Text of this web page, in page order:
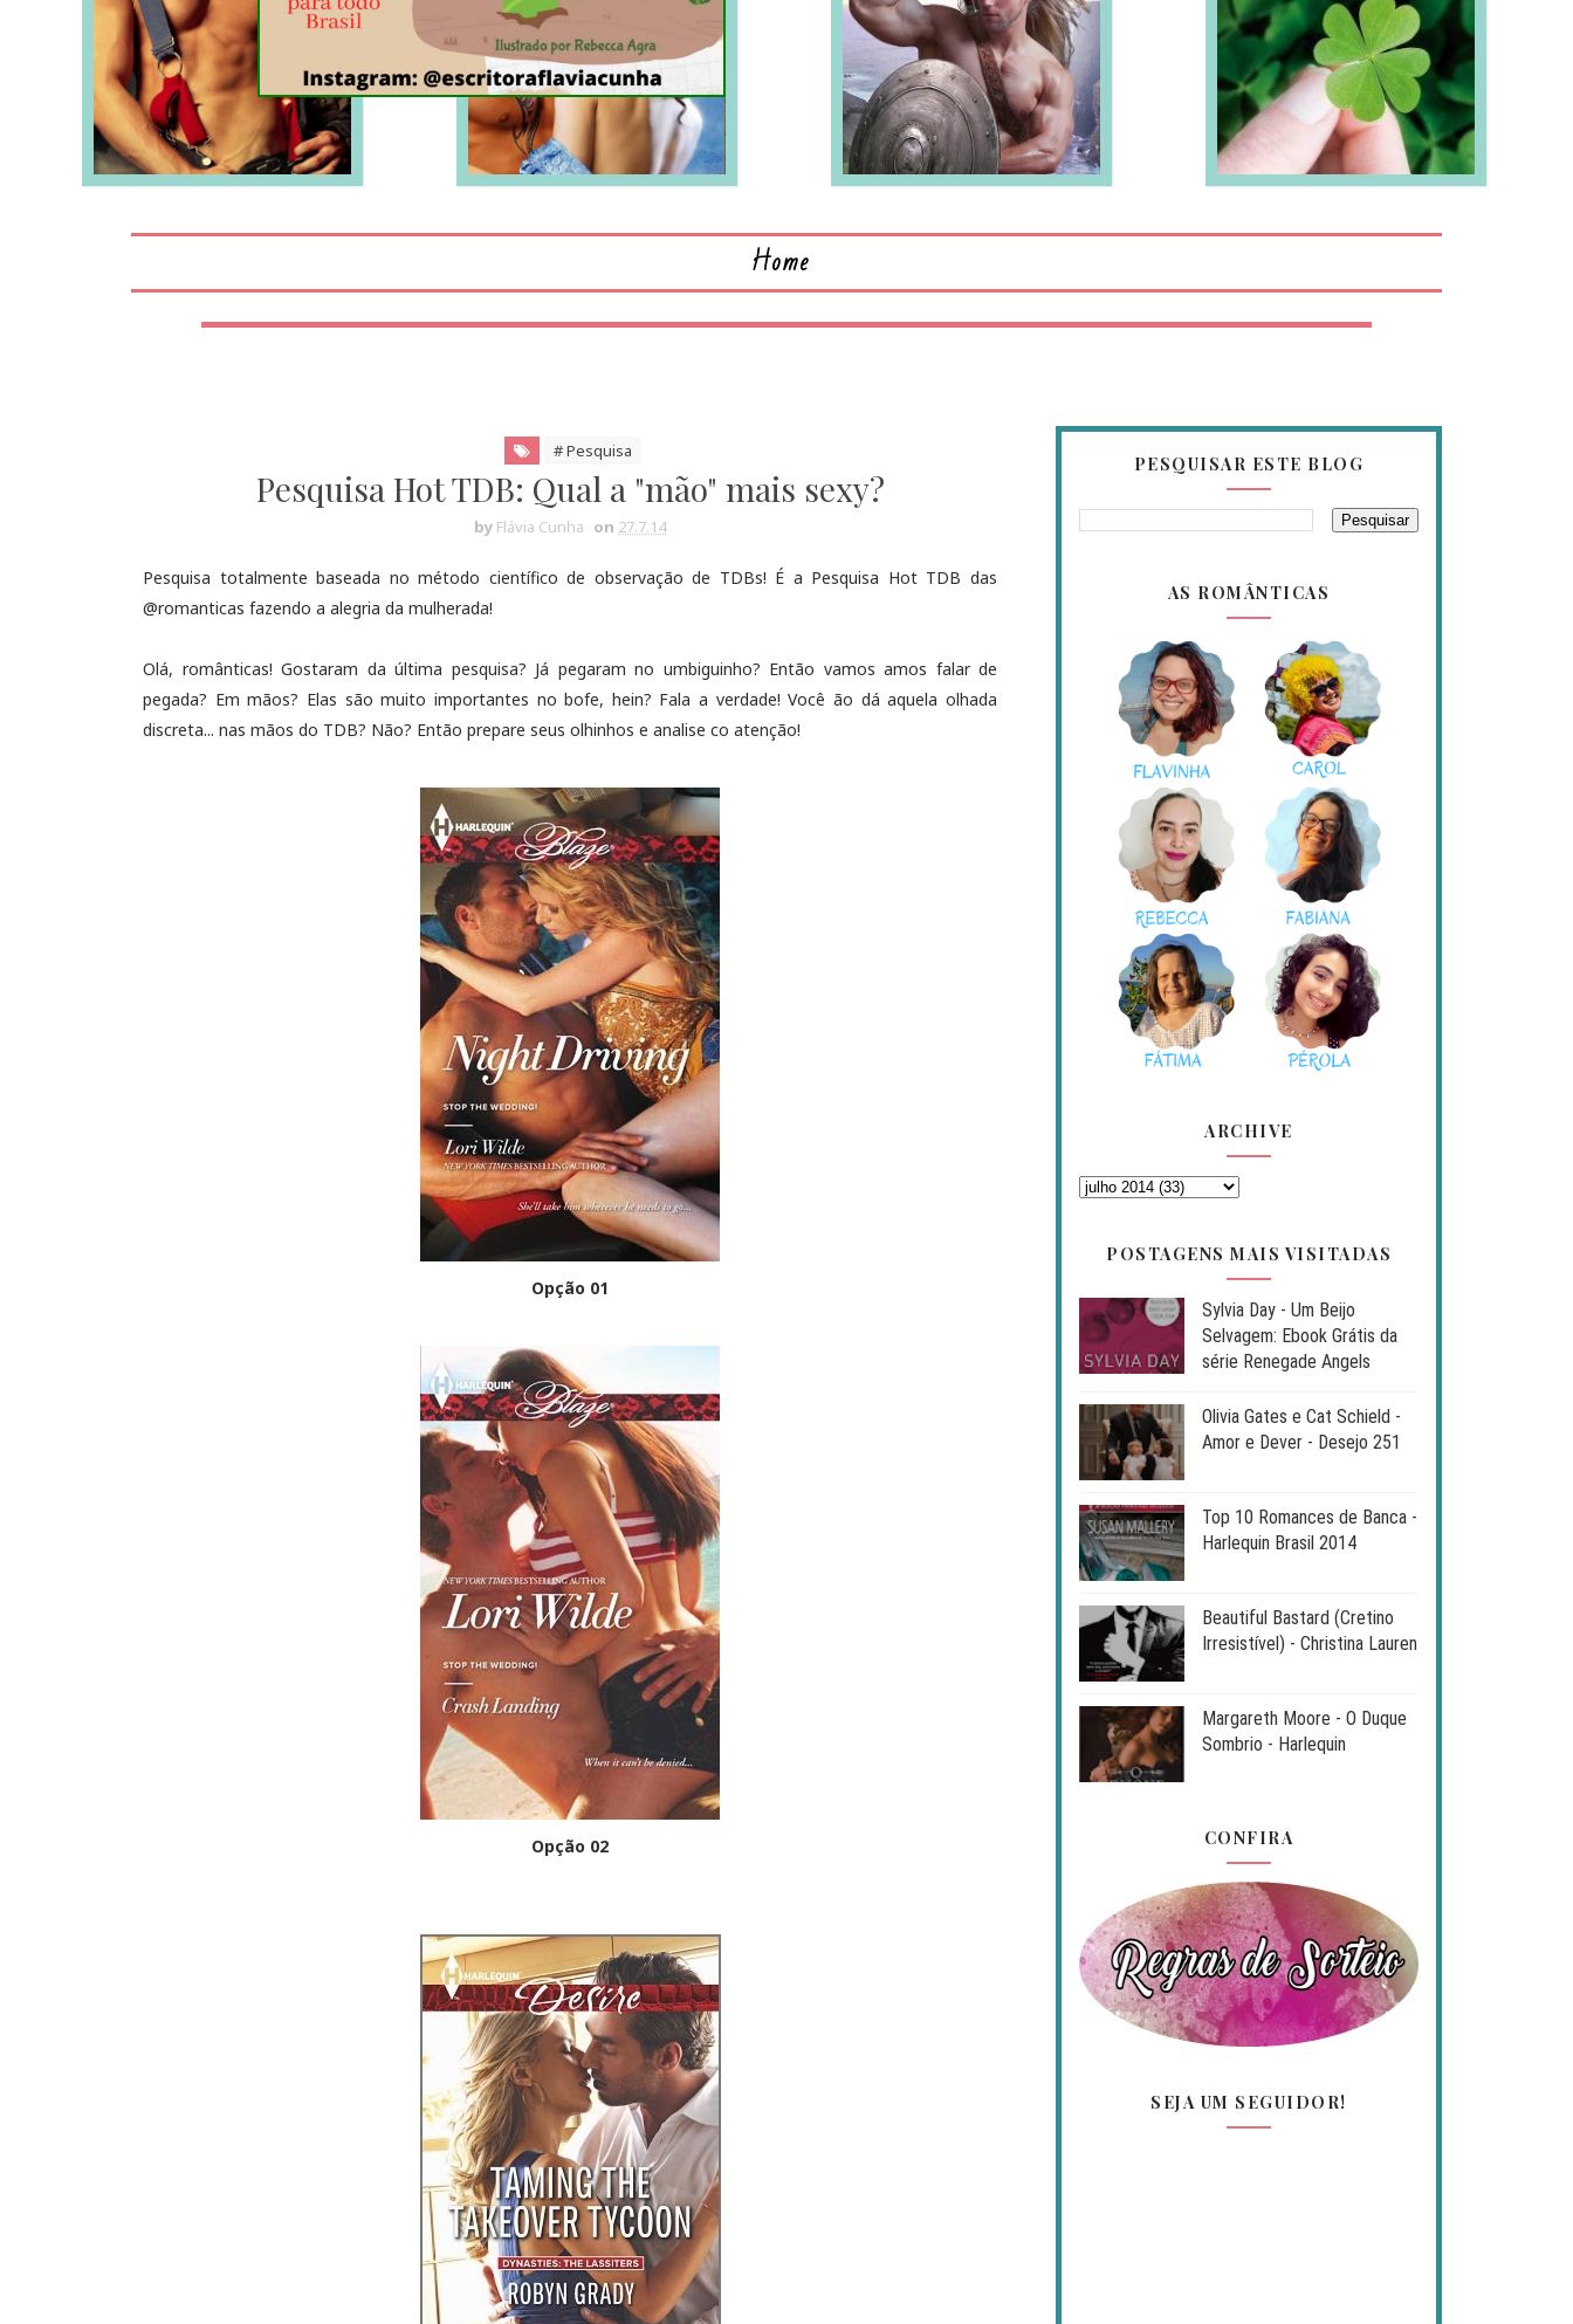
LEIA MAIS LEIA MAIS
Home
# Pesquisa
Pesquisa Hot TDB: Qual a "mão" mais sexy?
by Flávia Cunha on 27.7.14
Pesquisa totalmente baseada no método científico de observação de TDBs! É a Pesquisa Hot TDB das
@romanticas fazendo a alegria da mulherada!
Olá, românticas! Gostaram da última pesquisa? Já pegaram no umbiguinho? Então vamos amos falar de
pegada? Em mãos? Elas são muito importantes no bofe, hein? Fala a verdade! Você ão dá aquela olhada
discreta... nas mãos do TDB? Não? Então prepare seus olhinhos e analise co atenção!
Opção 01
Opção 02
PESQUISAR ESTE BLOG
AS ROMÂNTICAS
ARCHIVE
POSTAGENS MAIS VISITADAS
Sylvia Day - Um Beijo
Selvagem: Ebook Grátis da
série Renegade Angels
Olivia Gates e Cat Schield -
Amor e Dever - Desejo 251
Top 10 Romances de Banca -
Harlequin Brasil 2014
Beautiful Bastard (Cretino
Irresistível) - Christina Lauren
Margareth Moore - O Duque
Sombrio - Harlequin
CONFIRA
SEJA UM SEGUIDOR!